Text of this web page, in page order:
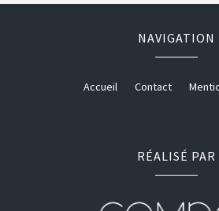
NAVIGATION
Accueil Contact
RÉALISÉ PAR